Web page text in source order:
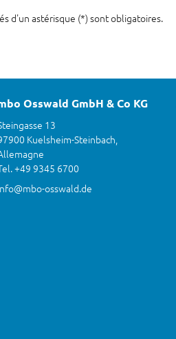
d'un astérisque (*) sont obligatoires.
Osswald GmbH & Co KG
13
Kuelsheim-Steinbach,
+49 9345 6700
osswald.de